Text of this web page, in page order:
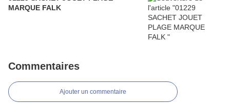
MARQUE FALK
Commentaires
Ajouter un commentaire